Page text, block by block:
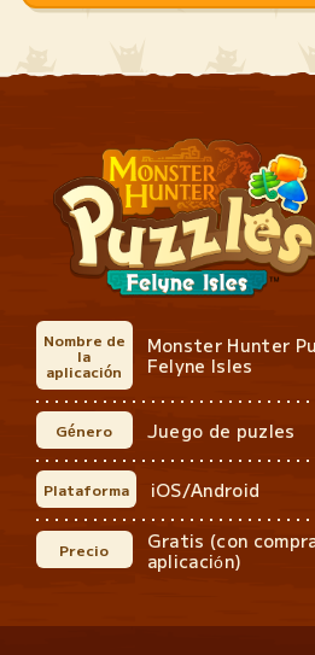
Nombre de
la
aplicación
Monster Hunter
Felyne Isles
Género Juego de puzles
Plataforma iOS/Android
Precio
Gratis (con
aplicación)